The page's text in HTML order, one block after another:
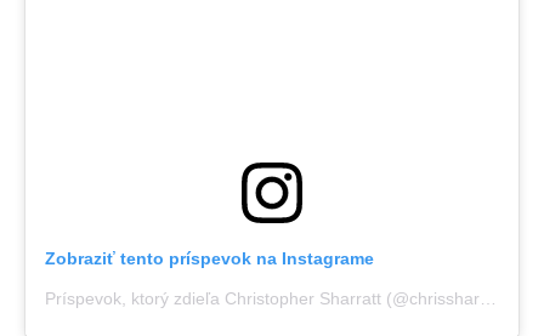
Zobraziť tento príspevok na Instagrame